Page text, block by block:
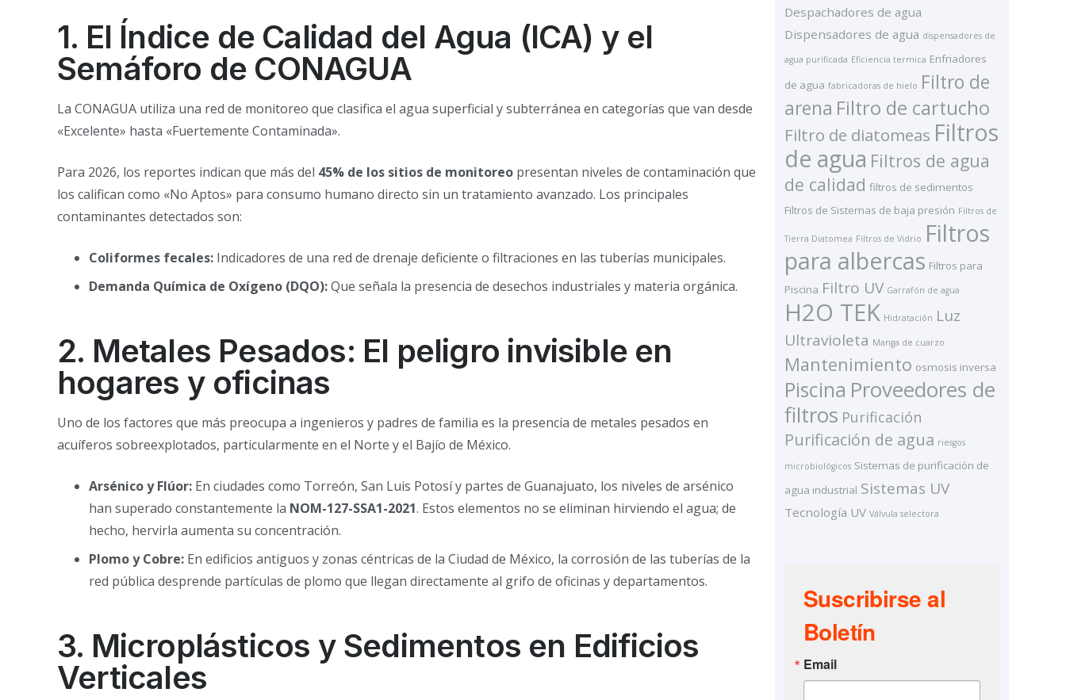
1. El Índice de Calidad del Agua (ICA) y el
Semáforo de CONAGUA
La CONAGUA utiliza una red de monitoreo que clasifica el agua superficial y subterránea en categorías que van desde
«Excelente» hasta «Fuertemente Contaminada».
Para 2026, los reportes indican que más del 45% de los sitios de monitoreo presentan niveles de contaminación que
los califican como «No Aptos» para consumo humano directo sin un tratamiento avanzado. Los principales
contaminantes detectados son:
Coliformes fecales: Indicadores de una red de drenaje deficiente o filtraciones en las tuberías municipales.
Demanda Química de Oxígeno (DQO):Que señala la presencia de desechos industriales y materia orgánica.
2. Metales Pesados: El peligro invisible en
hogares y oficinas
Uno de los factores que más preocupa a ingenieros y padres de familia es la presencia de metales pesados en
acuíferos sobreexplotados, particularmente en el Norte y el Bajío de México.
Arsénico y Flúor: En ciudades como Torreón, San Luis Potosí y partes de Guanajuato, los niveles de arsénico
han superado constantemente la NOM-127-SSA1-2021. Estos elementos no se eliminan hirviendo el agua; de
hecho, hervirla aumenta su concentración.
Plomo y Cobre: En edificios antiguos y zonas céntricas de la Ciudad de México, la corrosión de las tuberías de la
red pública desprende partículas de plomo que llegan directamente al grifo de oficinas y departamentos.
3. Microplásticos y Sedimentos en Edificios
Verticales
Despachadores de agua
Dispensadores de agua dispensadores de
agua purificada Eficiencia termica Enfriadores
de agua fabricadoras de hielo Filtro de
arena Filtro de cartucho
Filtro de diatomeas Filtros
de agua Filtros de agua
de calidad filtros de sedimentos
Filtros de Sistemas de baja presión Filtros de
Tierra Diatomea Filtros de Vidrio Filtros
para albercas Filtros para
Piscina Filtro UV Garrafón de agua
H2O TEK Hidratación Luz
Ultravioleta Manga de cuarzo
Mantenimiento osmosis inversa
Piscina Proveedores de
filtros Purificación
Purificación de agua riesgos
microbiológicos Sistemas de purificación de
agua industrial Sistemas UV
Tecnología UV Válvula selectora
Suscribirse al
Boletín
Email